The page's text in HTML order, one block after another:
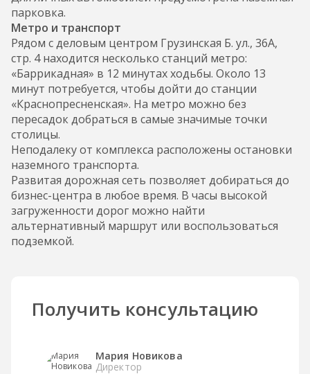
парковка.
Метро и транспорт
Рядом с деловым центром Грузинская Б. ул., 36А,
стр. 4 находится несколько станций метро:
«Баррикадная» в 12 минутах ходьбы. Около 13
минут потребуется, чтобы дойти до станции
«Краснопресненская». На метро можно без
пересадок добраться в самые значимые точки
столицы.
Неподалеку от комплекса расположены остановки
наземного транспорта.
Развитая дорожная сеть позволяет добираться до
бизнес-центра в любое время. В часы высокой
загруженности дорог можно найти
альтернативный маршрут или воспользоваться
подземкой.
Получить консультацию
Мария Новикова
Директор